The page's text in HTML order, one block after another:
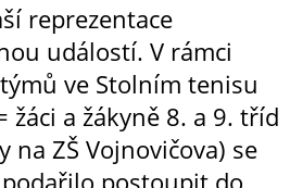
reprezentace
událostí. V rámci
ve Stolním tenisu
žáci a žákyně 8. a 9. tříd
na ZŠ Vojnovičova) se
postoupit do